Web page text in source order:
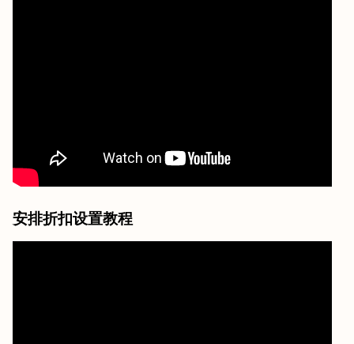
安排折扣设置教程